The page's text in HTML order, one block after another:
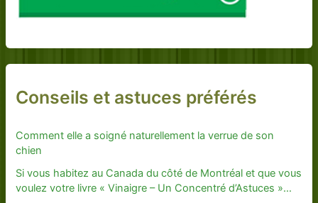
Conseils et astuces préférés
Comment elle a soigné naturellement la verrue de son
chien
Si vous habitez au Canada du côté de Montréal et que vous
voulez votre livre « Vinaigre – Un Concentré d’Astuces »…